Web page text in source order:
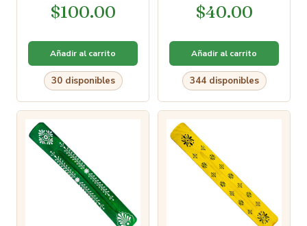
$100.00
Añadir al carrito
30 disponibles
$40.00
Añadir al carrito
344 disponibles